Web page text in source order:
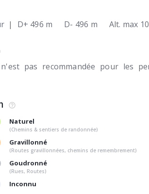
| D+ 496 m D- 496 m Alt. max
pas recommandée pour les
Naturel
(Chemins & sentiers de randonnée)
Gravillonné
(Routes gravillonnées, chemins de remembrement)
Goudronné
(Rues, Routes)
Inconnu